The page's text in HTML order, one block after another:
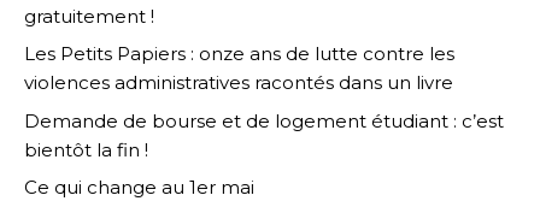
gratuitement !
Les Petits Papiers : onze ans de lutte contre les
violences administratives racontés dans un livre
Demande de bourse et de logement étudiant : c’est
bientôt la fin !
Ce qui change au 1er mai